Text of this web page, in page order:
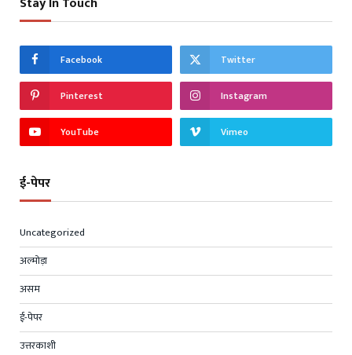
Facebook Twitter
Pinterest Instagram
YouTube Vimeo
ई-पेपर
Uncategorized
अल्मोड़ा
असम
ई-पेपर
उत्तरकाशी